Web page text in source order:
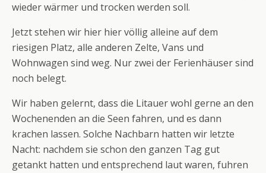
wieder wärmer und trocken werden soll.
Jetzt stehen wir hier hier völlig alleine auf dem
riesigen Platz, alle anderen Zelte, Vans und
Wohnwagen sind weg. Nur zwei der Ferienhäuser sind
noch belegt.
Wir haben gelernt, dass die Litauer wohl gerne an den
Wochenenden an die Seen fahren, und es dann
krachen lassen. Solche Nachbarn hatten wir letzte
Nacht: nachdem sie schon den ganzen Tag gut
getankt hatten und entsprechend laut waren, fuhren